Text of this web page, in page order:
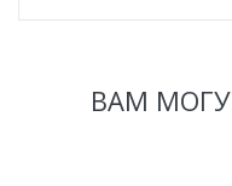
ВАМ